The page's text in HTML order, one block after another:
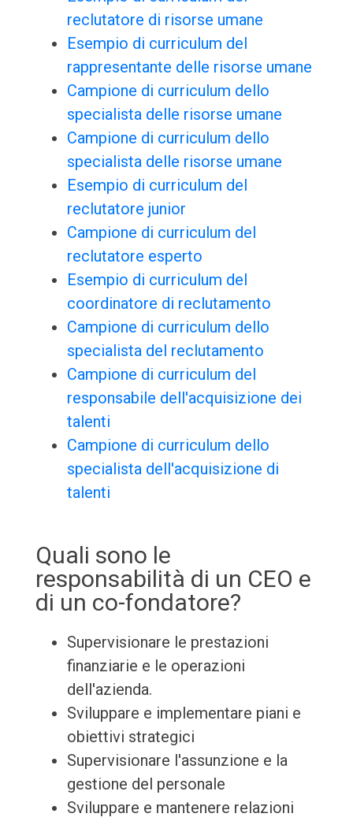
reclutatore di risorse umane
Esempio di curriculum del
rappresentante delle risorse umane
Campione di curriculum dello
specialista delle risorse umane
Campione di curriculum dello
specialista delle risorse umane
Esempio di curriculum del
reclutatore junior
Campione di curriculum del
reclutatore esperto
Esempio di curriculum del
coordinatore di reclutamento
Campione di curriculum dello
specialista del reclutamento
Campione di curriculum del
responsabile dell'acquisizione dei
talenti
Campione di curriculum dello
specialista dell'acquisizione di
talenti
Quali sono le
responsabilità di un CEO e
di un co-fondatore?
Supervisionare le prestazioni
finanziarie e le operazioni
dell'azienda.
Sviluppare e implementare piani e
obiettivi strategici
Supervisionare l'assunzione e la
gestione del personale
Sviluppare e mantenere relazioni